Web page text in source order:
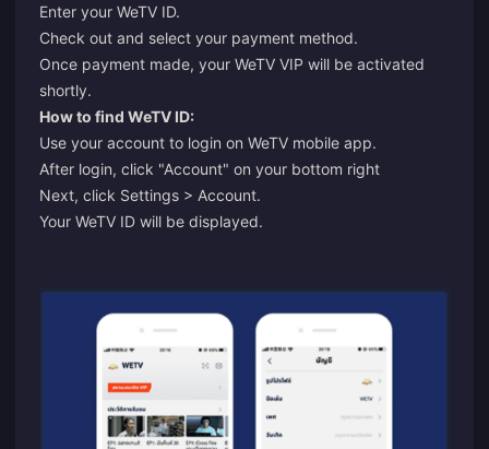
Enter your WeTV ID.
Check out and select your payment method.
Once payment made, your WeTV VIP will be activated
shortly.
How to find WeTV ID:
Use your account to login on WeTV mobile app.
After login, click "Account" on your bottom right
Next, click Settings > Account.
Your WeTV ID will be displayed.